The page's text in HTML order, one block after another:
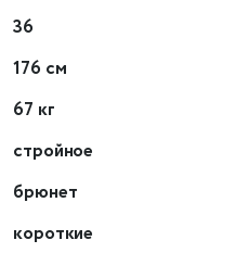
36
176 см
67 кг
стройное
брюнет
короткие